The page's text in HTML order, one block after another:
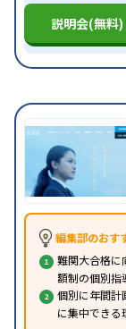
説明会(無料)
編集部のおす
難関大合格に
額制の個別指
個別に年間計
に集中できる